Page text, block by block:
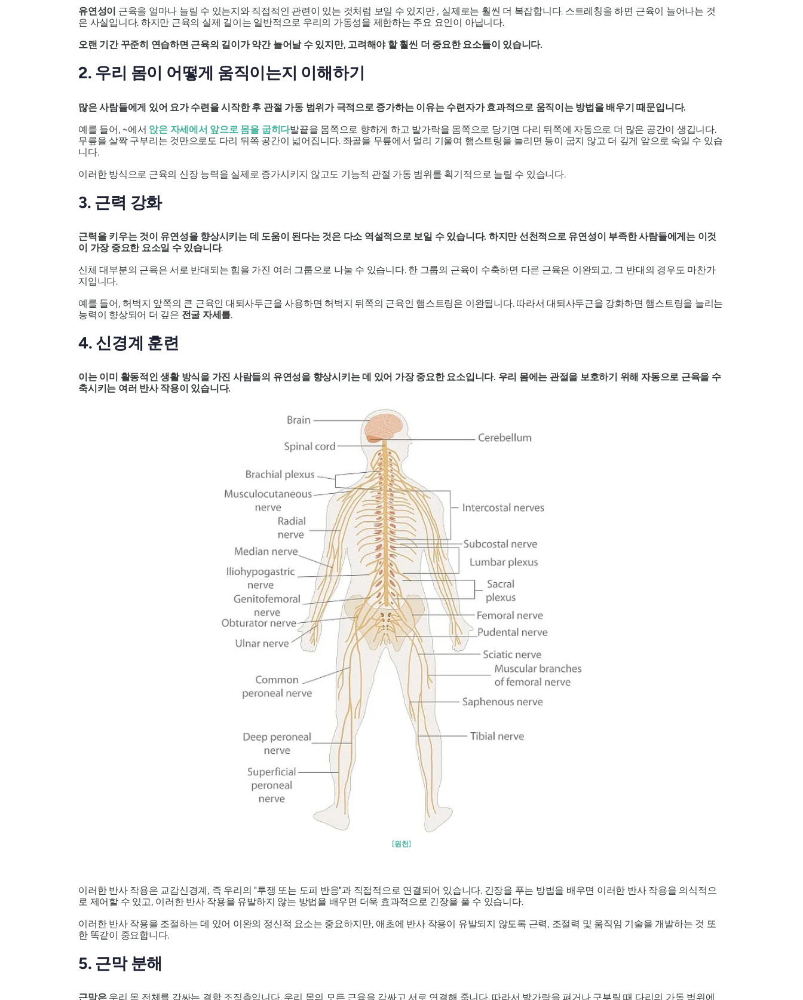
유연성이 근육을 얼마나 늘릴 수 있는지와 직접적인 관련이 있는 것처럼 보일 수 있지만 , 실제로는 훨씬 더 복잡합니다. 스트레칭을 하면 근육이 늘어나는 것
은 사실입니다. 하지만 근육의 실제 길이는 일반적으로 우리의 가동성을 제한하는 주요 요인이 아닙니다.
오랜 기간 꾸준히 연습하면 근육의 길이가 약간 늘어날 수 있지만, 고려해야 할 훨씬 더 중요한 요소들이 있습니다.
2. 우리 몸이 어떻게 움직이는지 이해하기
많은 사람들에게 있어 요가 수련을 시작한 후 관절 가동 범위가 극적으로 증가하는 이유는 수련자가 효과적으로 움직이는 방법을 배우기 때문입니다.
예를 들어, ~에서 앉은 자세에서 앞으로 몸을 굽히다발끝을 몸쪽으로 향하게 하고 발가락을 몸쪽으로 당기면 다리 뒤쪽에 자동으로 더 많은 공간이 생깁니다.
무릎을 살짝 구부리는 것만으로도 다리 뒤쪽 공간이 넓어집니다. 좌골을 무릎에서 멀리 기울여 햄스트링을 늘리면 등이 굽지 않고 더 깊게 앞으로 숙일 수 있습
니다.
이러한 방식으로 근육의 신장 능력을 실제로 증가시키지 않고도 기능적 관절 가동 범위를 획기적으로 늘릴 수 있습니다.
3. 근력 강화
근력을 키우는 것이 유연성을 향상시키는 데 도움이 된다는 것은 다소 역설적으로 보일 수 있습니다. 하지만 선천적으로 유연성이 부족한 사람들에게는 이것
이 가장 중요한 요소일 수 있습니다.
신체 대부분의 근육은 서로 반대되는 힘을 가진 여러 그룹으로 나눌 수 있습니다. 한 그룹의 근육이 수축하면 다른 근육은 이완되고, 그 반대의 경우도 마찬가
지입니다.
예를 들어, 허벅지 앞쪽의 큰 근육인 대퇴사두근을 사용하면 허벅지 뒤쪽의 근육인 햄스트링은 이완됩니다. 따라서 대퇴사두근을 강화하면 햄스트링을 늘리는
능력이 향상되어 더 깊은 전굴 자세를.
4. 신경계 훈련
이는 이미 활동적인 생활 방식을 가진 사람들의 유연성을 향상시키는 데 있어 가장 중요한 요소입니다. 우리 몸에는 관절을 보호하기 위해 자동으로 근육을 수
축시키는 여러 반사 작용이 있습니다.
[원천]
이러한 반사 작용은 교감신경계, 즉 우리의 "투쟁 또는 도피 반응"과 직접적으로 연결되어 있습니다. 긴장을 푸는 방법을 배우면 이러한 반사 작용을 의식적으
로 제어할 수 있고, 이러한 반사 작용을 유발하지 않는 방법을 배우면 더욱 효과적으로 긴장을 풀 수 있습니다.
이러한 반사 작용을 조절하는 데 있어 이완의 정신적 요소는 중요하지만, 애초에 반사 작용이 유발되지 않도록 근력, 조절력 및 움직임 기술을 개발하는 것 또
한 똑같이 중요합니다.
5. 근막 분해
근막은우리 몸 전체를 감싸는 결합 조직층입니다. 우리 몸의 모든 근육을 감싸고 서로 연결해 줍니다. 따라서 발가락을 펴거나 구부릴 때 다리의 가동 범위에